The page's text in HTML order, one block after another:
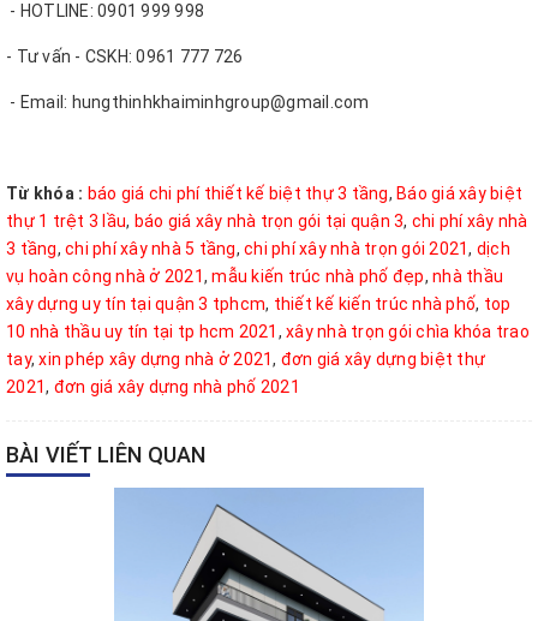
- HOTLINE: 0901 999 998
- Tư vấn - CSKH: 0961 777 726
- Email: hungthinhkhaiminhgroup@gmail.com
Từ khóa : báo giá chi phí thiết kế biệt thự 3 tầng, Báo giá xây biệt
thự 1 trệt 3 lầu, báo giá xây nhà trọn gói tại quận 3, chi phí xây nhà
3 tầng, chi phí xây nhà 5 tầng, chi phí xây nhà trọn gói 2021, dịch
vụ hoàn công nhà ở 2021,mẫu kiến trúc nhà phố đẹp, nhà thầu
xây dựng uy tín tại quận 3 tphcm, thiết kế kiến trúc nhà phố, top
10 nhà thầu uy tín tại tp hcm 2021 , xây nhà trọn gói chìa khóa trao
tay,xin phép xây dựng nhà ở 2021, đơn giá xây dựng biệt thự
2021, đơn giá xây dựng nhà phố 2021
BÀI VIẾT LIÊN QUAN